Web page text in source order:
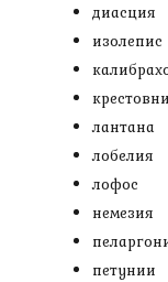
диасция
изолепис
лантана
лобелия
лофос
немезия
петунии